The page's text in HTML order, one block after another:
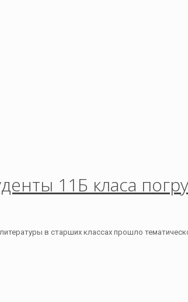
11Б класа
в старших классах прошло